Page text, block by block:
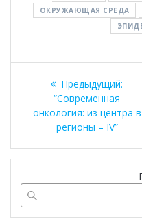
ОКРУЖАЮЩАЯ СРЕДА
Навигация
по
записям
Предыдущий:
Предыдущая
запись:
“Современная
онкология: из центра в
регионы – IV”